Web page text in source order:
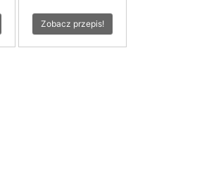
Zobacz przepis!